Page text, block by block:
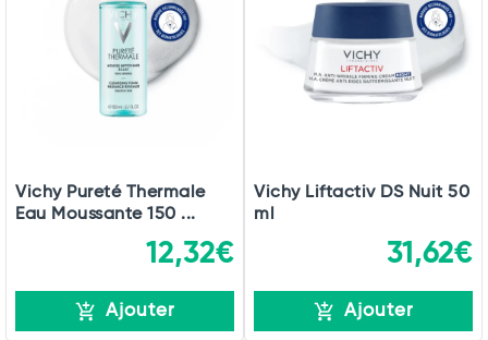
Vichy Pureté Thermale
Eau Moussante 150 ...
12,32€
Ajouter
Vichy Liftactiv DS Nuit 50
ml
31,62€
Ajouter